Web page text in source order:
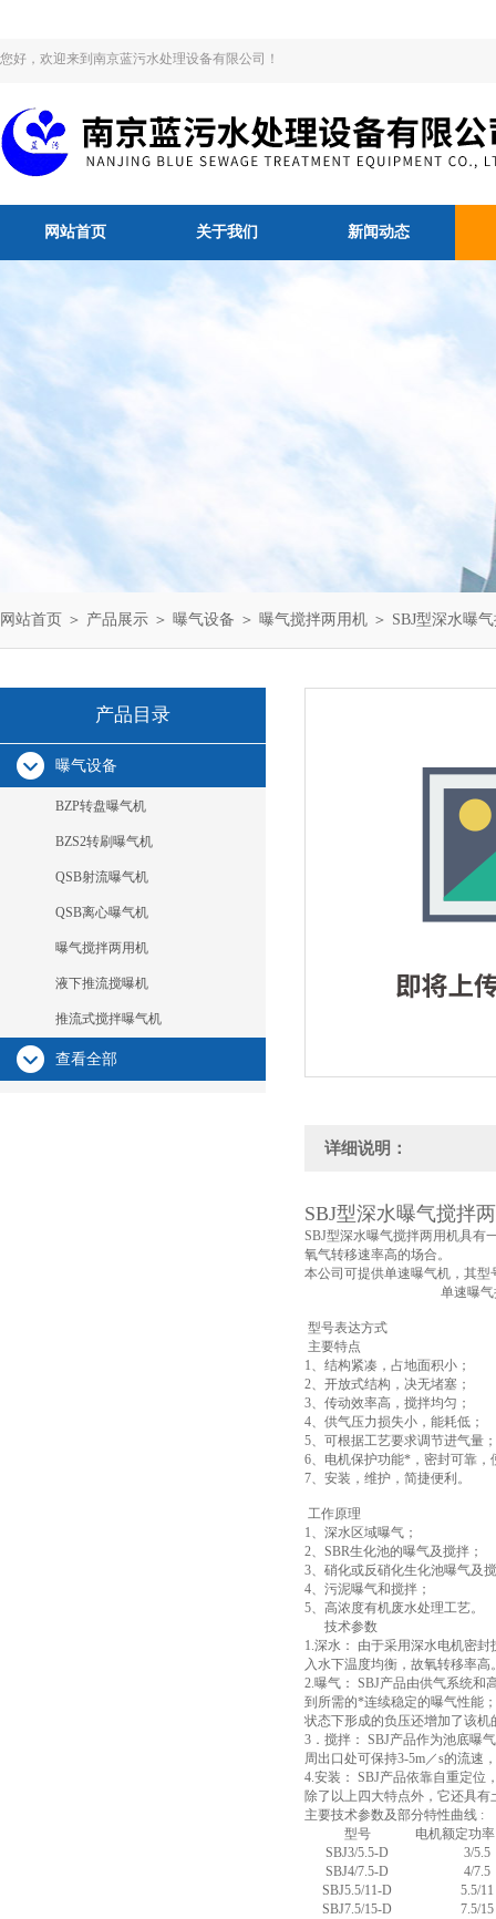
您好，欢迎来到南京蓝污水处理设备有限公司！
网站首页 关于我们 新闻动态
网站首页 ＞ 产品展示 ＞ 曝气设备 ＞ 曝气搅拌两用机 ＞ SBJ型深水曝
产品目录
曝气设备
BZP转盘曝气机
BZS2转刷曝气机
QSB射流曝气机
QSB离心曝气机
曝气搅拌两用机
液下推流搅曝机
推流式搅拌曝气机
查看全部
详细说明：
SBJ型深水曝气搅拌
SBJ型深水曝气搅拌两用机具有
氧气转移速率高的场合。
本公司可提供单速曝气机，其型
单速曝气搅拌机，其
型号表达方式
主要特点
1、结构紧凑，占地面积小；
2、开放式结构，决无堵塞；
3、传动效率高，搅拌均匀；
4、供气压力损失小，能耗低；
5、可根据工艺要求调节进气量；
6、电机保护功能*，密封可靠，
7、安装，维护，简捷便利。
工作原理
1、深水区域曝气；
2、SBR生化池的曝气及搅拌；
3、硝化或反硝化生化池曝气及
4、污泥曝气和搅拌；
5、高浓度有机废水处理工艺。
技术参数
1.深水： 由于采用深水电机密
入水下温度均衡，故氧转移率高
2.曝气： SBJ产品由供气系统和
到所需的*连续稳定的曝气性能
状态下形成的负压还增加了该
3．搅拌： SBJ产品作为池底曝
周出口处可保持3-5m／s的流速
4.安装： SBJ产品依靠自重定位
除了以上四大特点外，它还具
主要技术参数及部分特性曲线 :
型号
电机额定功
SBJ3/5.5-D
3/5.5
SBJ4/7.5-D
4/7.5
SBJ5.5/11-D
5.5/11
SBJ7.5/15-D
7.5/15